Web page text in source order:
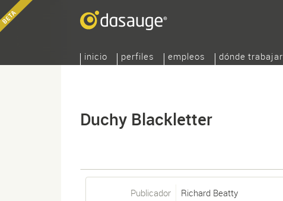
inicio perfiles empleos dónde trabajar
Duchy Blackletter
Publicador Richard Beatty